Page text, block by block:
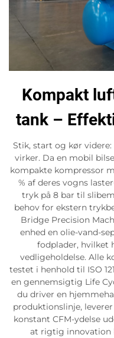
Kompakt
tank –
Stik, start og kør
virker. Da en mobil
kompakte kompressor
% af deres vogns
tryk på 8 bar til
behov for ekstern
Bridge Precision
enhed en olie-vand-
fodplader, hvilket
vedligeholdelse. Alle
testet i henhold til ISO
en gennemsigtig Life
du driver en
produktionslinje,
konstant CFM-ydelse
at rigtig innovation